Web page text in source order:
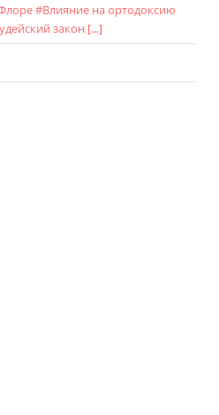
#Влияние на ортодоксию
закон [...]